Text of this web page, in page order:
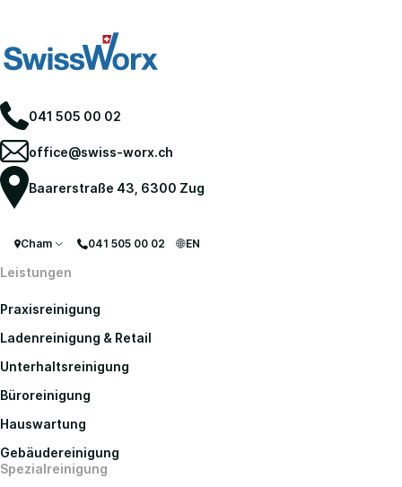
Umzugsreinigung
041 505 00 02
office@swiss-worx.ch
Baarerstraße 43, 6300 Zug
Cham 041 505 00 02 EN
Leistungen
Praxisreinigung
Ladenreinigung & Retail
Unterhaltsreinigung
Büroreinigung
Hauswartung
Gebäudereinigung
Spezialreinigung